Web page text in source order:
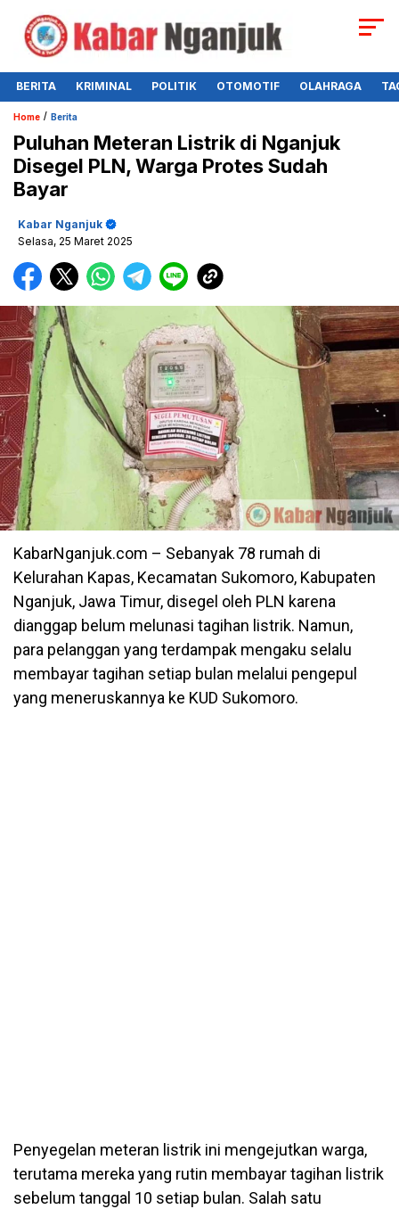
BERITA KRIMINAL POLITIK OTOMOTIF OLAHRAGA
Home / Berita
Puluhan Meteran Listrik di Nganjuk
Disegel PLN, Warga Protes Sudah
Bayar
Kabar Nganjuk
Selasa, 25 Maret 2025
KabarNganjuk.com – Sebanyak 78 rumah di
Kelurahan Kapas, Kecamatan Sukomoro, Kabupaten
Nganjuk, Jawa Timur, disegel oleh PLN karena
dianggap belum melunasi tagihan listrik. Namun,
para pelanggan yang terdampak mengaku selalu
membayar tagihan setiap bulan melalui pengepul
yang meneruskannya ke KUD Sukomoro.
Penyegelan meteran listrik ini mengejutkan warga,
terutama mereka yang rutin membayar tagihan listrik
sebelum tanggal 10 setiap bulan. Salah satu